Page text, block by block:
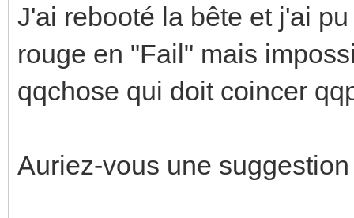
J'ai rebooté la bête et j'ai
rouge en "Fail" mais
qqchose qui doit coincer
Auriez-vous une